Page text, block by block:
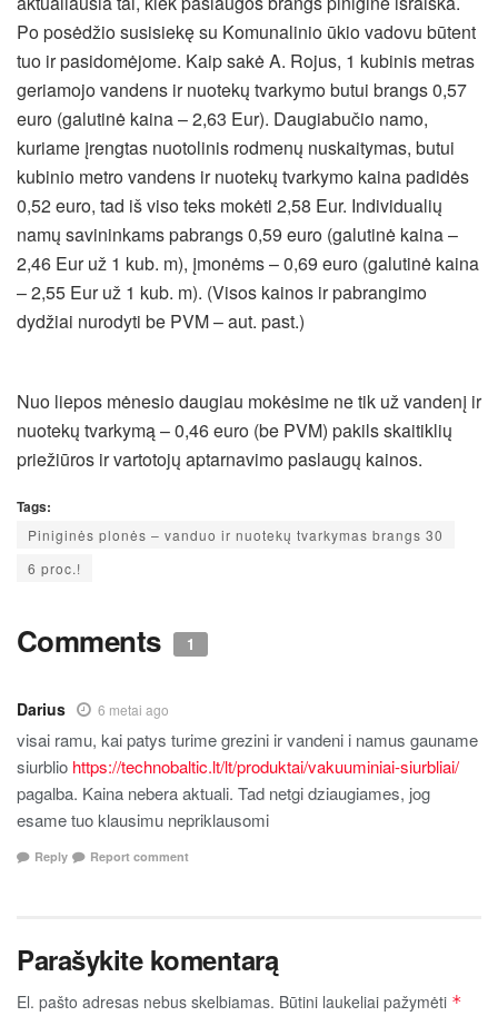
Po posėdžio susisiekę su Komunalinio ūkio vadovu būtent
tuo ir pasidomėjome. Kaip sakė A. Rojus, 1 kubinis metras
geriamojo vandens ir nuotekų tvarkymo butui brangs 0,57
euro (galutinė kaina – 2,63 Eur). Daugiabučio namo,
kuriame įrengtas nuotolinis rodmenų nuskaitymas, butui
kubinio metro vandens ir nuotekų tvarkymo kaina padidės
0,52 euro, tad iš viso teks mokėti 2,58 Eur. Individualių
namų savininkams pabrangs 0,59 euro (galutinė kaina –
2,46 Eur už 1 kub. m), įmonėms – 0,69 euro (galutinė kaina
– 2,55 Eur už 1 kub. m). (Visos kainos ir pabrangimo
dydžiai nurodyti be PVM – aut. past.)
Nuo liepos mėnesio daugiau mokėsime ne tik už vandenį ir
nuotekų tvarkymą – 0,46 euro (be PVM) pakils skaitiklių
priežiūros ir vartotojų aptarnavimo paslaugų kainos.
Tags:
Piniginės plonės – vanduo ir nuotekų tvarkymas brangs 30
6 proc.!
Comments 1
Darius 6 metai ago
visai ramu, kai patys turime grezini ir vandeni i namus gauname
siurblio https://technobaltic.lt/lt/produktai/vakuuminiai-siurbliai/
pagalba. Kaina nebera aktuali. Tad netgi dziaugiames, jog
esame tuo klausimu nepriklausomi
Reply Report comment
Parašykite komentarą
El. pašto adresas nebus skelbiamas. Būtini laukeliai pažymėti *